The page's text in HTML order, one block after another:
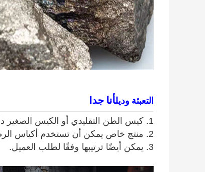
التعبئة وديلأنا جدا
1. كيس الطن التقليدي أو الكيس الصغير داخل أكياس الطن (20،25،50 كجم لكل كيس).
2. منتج خاص يمكن أن تستخدم أكياس الرطوبة أو أكياس باريل مويستوريبروف.
3. يمكن أيضًا ترتيبها وفقًا لطلب العميل.